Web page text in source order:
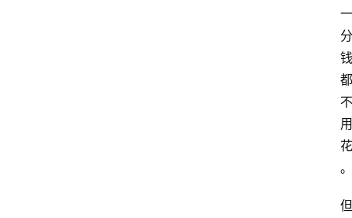
一
分
钱
都
不
用
花
。
但